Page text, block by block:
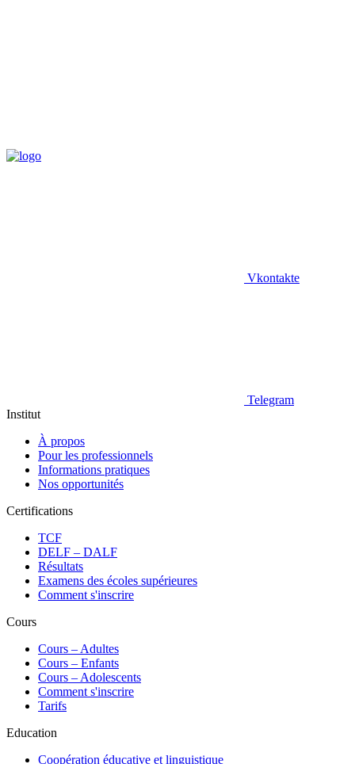
Vkontakte
Telegram
Institut
À propos
Pour les professionnels
Informations pratiques
Nos opportunités
Certifications
TCF
DELF – DALF
Résultats
Examens des écoles supérieures
Comment s'inscrire
Cours
Сours – Adultes
Cours – Enfants
Cours – Adolescents
Comment s'inscrire
Tarifs
Education
Coopération éducative et linguistique